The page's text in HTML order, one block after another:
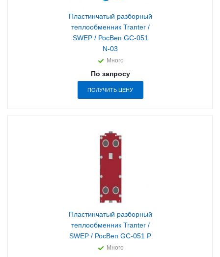
Пластинчатый разборный
теплообменник Tranter /
SWEP / РосВеп GC-051
N-03
Много
По запросу
ПОЛУЧИТЬ ЦЕНУ
Пластинчатый разборный
теплообменник Tranter /
SWEP / РосВеп GC-051 P
Много